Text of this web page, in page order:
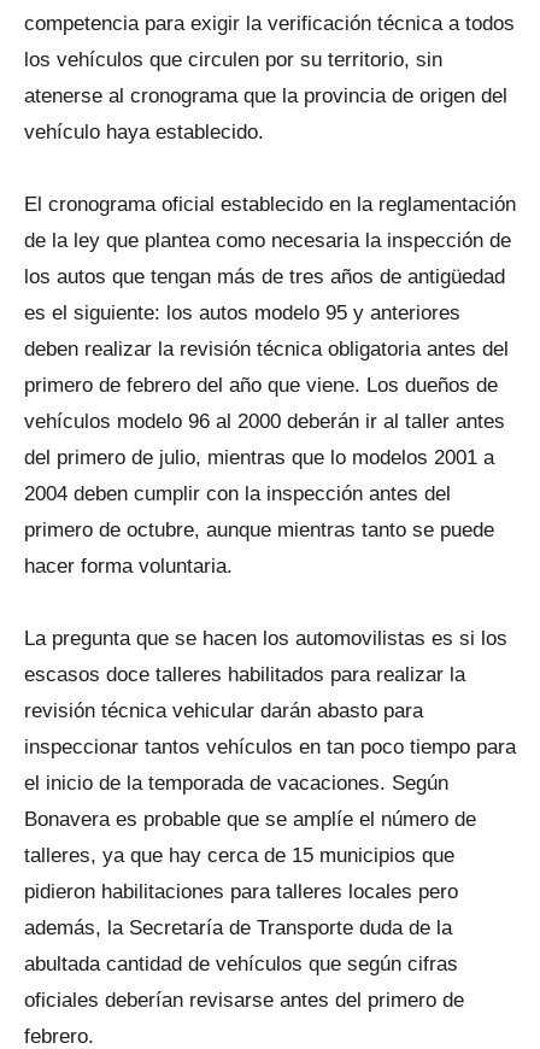
competencia para exigir la verificación técnica a todos
los vehículos que circulen por su territorio, sin
atenerse al cronograma que la provincia de origen del
vehículo haya establecido.
El cronograma oficial establecido en la reglamentación
de la ley que plantea como necesaria la inspección de
los autos que tengan más de tres años de antigüedad
es el siguiente: los autos modelo 95 y anteriores
deben realizar la revisión técnica obligatoria antes del
primero de febrero del año que viene. Los dueños de
vehículos modelo 96 al 2000 deberán ir al taller antes
del primero de julio, mientras que lo modelos 2001 a
2004 deben cumplir con la inspección antes del
primero de octubre, aunque mientras tanto se puede
hacer forma voluntaria.
La pregunta que se hacen los automovilistas es si los
escasos doce talleres habilitados para realizar la
revisión técnica vehicular darán abasto para
inspeccionar tantos vehículos en tan poco tiempo para
el inicio de la temporada de vacaciones. Según
Bonavera es probable que se amplíe el número de
talleres, ya que hay cerca de 15 municipios que
pidieron habilitaciones para talleres locales pero
además, la Secretaría de Transporte duda de la
abultada cantidad de vehículos que según cifras
oficiales deberían revisarse antes del primero de
febrero.